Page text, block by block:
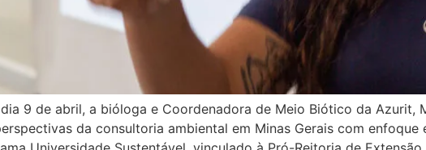
9 de abril, a bióloga e Coordenadora de Meio Biótico da Azurit,
da consultoria ambiental em Minas Gerais com enfoque